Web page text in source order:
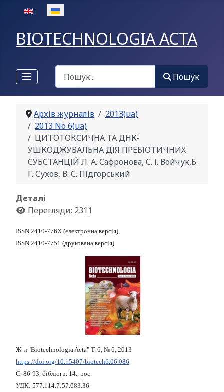
Оберіть свою мову
BIOTECHNOLOGIA ACTA
Пошук
Пошук
Архів журналів
2013(ua)
2013 No 6(ua)
ЦИТОТОКСИЧНА ТА ДНК-
УШКОДЖУВАЛЬНА ДІЯ ПРЕБІОТИЧНИХ
СУБСТАНЦІЙ Л. А. Сафронова, С. І. Войчук,Б.
Г. Сухов, В. С. Підгорський
Деталі
Перегляди: 2311
ISSN 2410-776X (електронна версія),
ISSN 2410-7751 (друкована версія)
Ж-л "Biotechnologia Acta" Т. 6, № 6, 2013
https://doi.org/10.15407/biotech6.06.086
С. 86-93, бібліогр. 14., рос.
УДК: 577.114.7:57.083.36